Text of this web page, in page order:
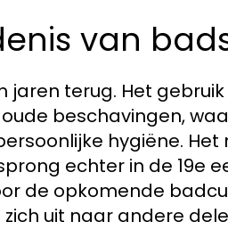
van
terug. Het
beschavingen,
hygiëne.
echter in de 19e
de opkomende
uit naar andere